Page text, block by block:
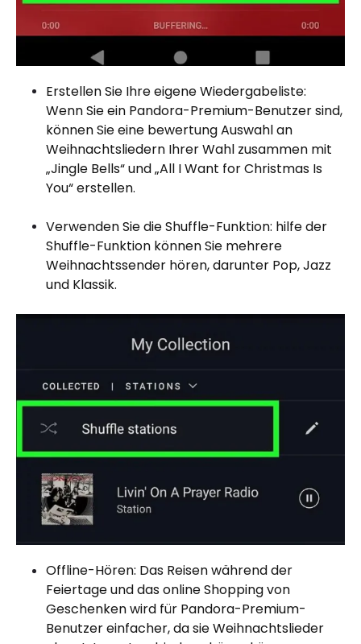
Erstellen Sie Ihre eigene Wiedergabeliste:
Wenn Sie ein Pandora-Premium-Benutzer sind,
können Sie eine bewertung Auswahl an
Weihnachtsliedern Ihrer Wahl zusammen mit
„Jingle Bells“ und „All I Want for Christmas Is
You“ erstellen.
Verwenden Sie die Shuffle-Funktion: hilfe der
Shuffle-Funktion können Sie mehrere
Weihnachtssender hören, darunter Pop, Jazz
und Klassik.
Offline-Hören: Das Reisen während der
Feiertage und das online Shopping von
Geschenken wird für Pandora-Premium-
Benutzer einfacher, da sie Weihnachtslieder